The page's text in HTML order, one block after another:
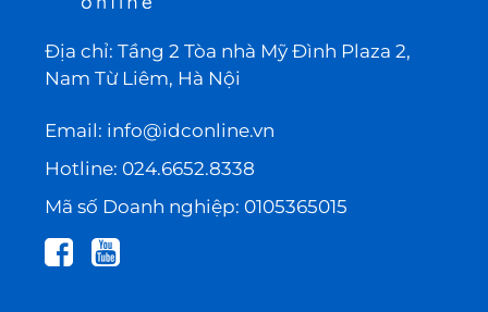
Địa chỉ: Tầng 2 Tòa nhà Mỹ Đình Plaza 2,
Nam Từ Liêm, Hà Nội
Email: info@idconline.vn
Hotline: 024.6652.8338
Mã số Doanh nghiệp: 0105365015